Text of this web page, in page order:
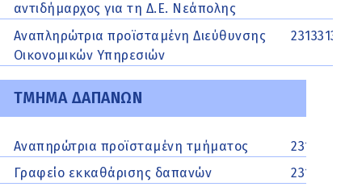
αντιδήμαρχος για τη Δ.Ε. Νεάπολης
Αναπληρώτρια προϊσταμένη Διεύθυνσης
Οικονομικών Υπηρεσιών
2313313103
ΤΜΗΜΑ ΔΑΠΑΝΩΝ
Αναπηρώτρια προϊσταμένη τμήματος
2313329536
Γραφείο εκκαθάρισης δαπανών